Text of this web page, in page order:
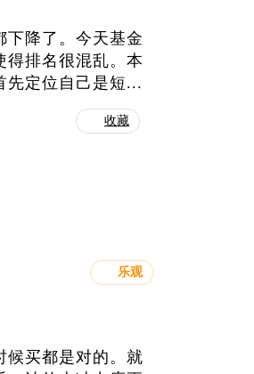
下降了。今天基金
得排名很混乱。本
先定位自己是短...
收藏
乐观
候买都是对的。就